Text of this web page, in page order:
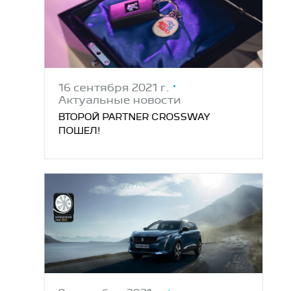
16 сентября 2021 г.
Актуальные новости
ВТОРОЙ PARTNER CROSSWAY
ПОШЕЛ!